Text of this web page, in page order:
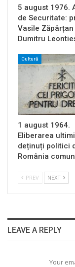
5 august 1976.
de Securitate:
Vasile Zăpârțan
Dumitru
Cultură
1 august 1964.
Eliberarea
deținuți politici
România
PREV NEXT
LEAVE A REPLY
Your